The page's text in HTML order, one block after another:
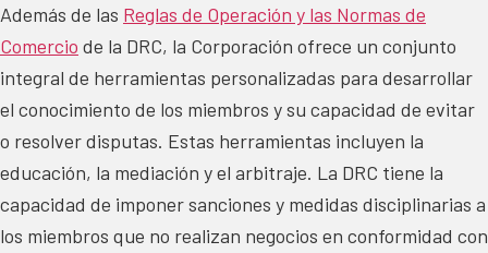
Además de las Reglas de Operación y las Normas de
Comercio de la DRC, la Corporación ofrece un conjunto
integral de herramientas personalizadas para desarrollar
el conocimiento de los miembros y su capacidad de evitar
o resolver disputas. Estas herramientas incluyen la
educación, la mediación y el arbitraje. La DRC tiene la
capacidad de imponer sanciones y medidas disciplinarias a
los miembros que no realizan negocios en conformidad con